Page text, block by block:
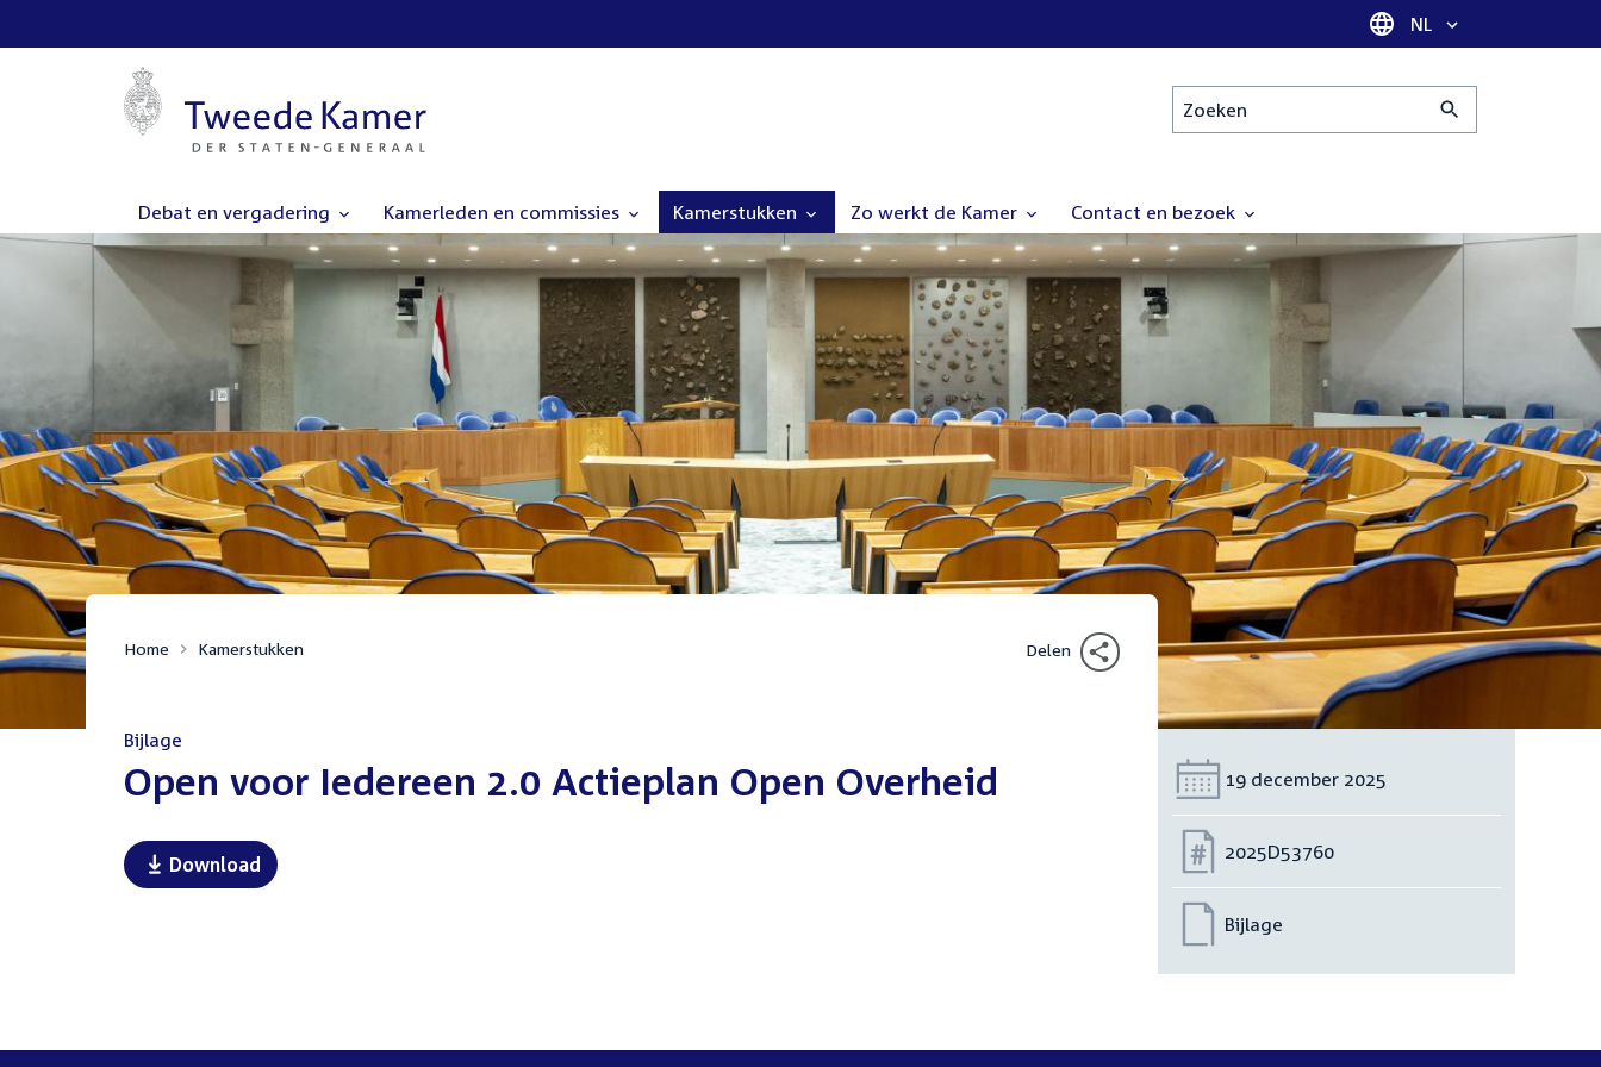
Taal selectie
NL
Zoeken
Debat en vergadering Kamerleden en commissies Kamerstukken Zo werkt de Kamer Contact en bezoek
Home Kamerstukken Delen
Bijlage
:Open voor Iedereen 2.0 Actieplan Open Overheid
Download
Datum:
19 december 2025
Nummer:
2025D53760
Bijlage